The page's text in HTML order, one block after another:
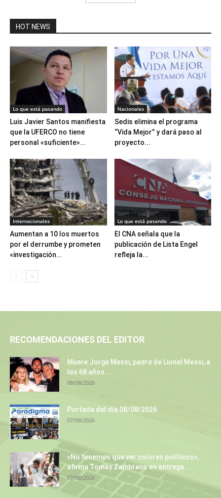
HOT NEWS
Lo que está pasando
Luis Javier Santos manifiesta
que la UFERCO no tiene
personal «suficiente»...
Nacionales
Sedis elimina el programa
“Vida Mejor” y dará paso al
proyecto...
Internacionales
Aumentan a 10 los muertos
por el derrumbe y prometen
«investigación...
Lo que está pasando
El CNA señala que la
publicación de Lista Engel
refleja la...
RECOMENDACIONES DEL EDITOR
Muere Jorge Messi, padre de Lionel Messi, a
los 68 años...
08/08/2026
Portada del día 08/08/2026
07/08/2026
«No tenemos que ver colores políticos»,
afirma Tomás Zambrano en entrega...
07/08/2026